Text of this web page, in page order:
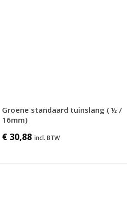
Groene standaard tuinslang ( ½ /
16mm)
€ 30,88